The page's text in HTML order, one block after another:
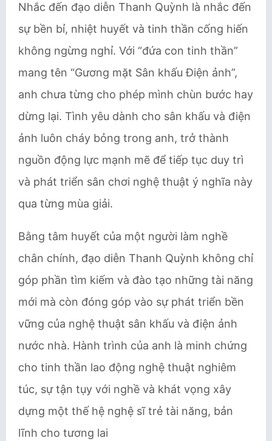
Nhắc đến đạo diễn Thanh Quỳnh là nhắc đến
sự bền bỉ, nhiệt huyết và tinh thần cống hiến
không ngừng nghỉ. Với “đứa con tinh thần”
mang tên “Gương mặt Sân khấu Điện ảnh”,
anh chưa từng cho phép mình chùn bước hay
dừng lại. Tình yêu dành cho sân khấu và điện
ảnh luôn cháy bỏng trong anh, trở thành
nguồn động lực mạnh mẽ để tiếp tục duy trì
và phát triển sân chơi nghệ thuật ý nghĩa này
qua từng mùa giải.
Bằng tâm huyết của một người làm nghề
chân chính, đạo diễn Thanh Quỳnh không chỉ
góp phần tìm kiếm và đào tạo những tài năng
mới mà còn đóng góp vào sự phát triển bền
vững của nghệ thuật sân khấu và điện ảnh
nước nhà. Hành trình của anh là minh chứng
cho tinh thần lao động nghệ thuật nghiêm
túc, sự tận tụy với nghề và khát vọng xây
dựng một thế hệ nghệ sĩ trẻ tài năng, bản
lĩnh cho tương lai